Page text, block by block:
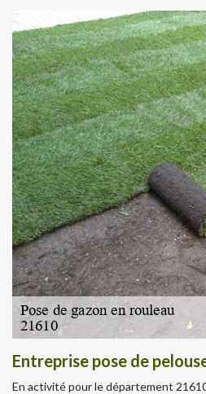
Entreprise pose de
En activité pour le département